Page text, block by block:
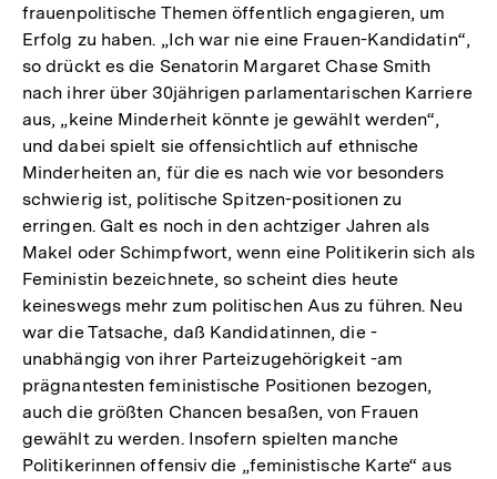
frauenpolitische Themen öffentlich engagieren, um
Erfolg zu haben. „Ich war nie eine Frauen-Kandidatin“,
so drückt es die Senatorin Margaret Chase Smith
nach ihrer über 30jährigen parlamentarischen Karriere
aus, „keine Minderheit könnte je gewählt werden“,
und dabei spielt sie offensichtlich auf ethnische
Minderheiten an, für die es nach wie vor besonders
schwierig ist, politische Spitzen-positionen zu
erringen. Galt es noch in den achtziger Jahren als
Makel oder Schimpfwort, wenn eine Politikerin sich als
Feministin bezeichnete, so scheint dies heute
keineswegs mehr zum politischen Aus zu führen. Neu
war die Tatsache, daß Kandidatinnen, die -
unabhängig von ihrer Parteizugehörigkeit -am
prägnantesten feministische Positionen bezogen,
auch die größten Chancen besaßen, von Frauen
gewählt zu werden. Insofern spielten manche
Politikerinnen offensiv die „feministische Karte“ aus